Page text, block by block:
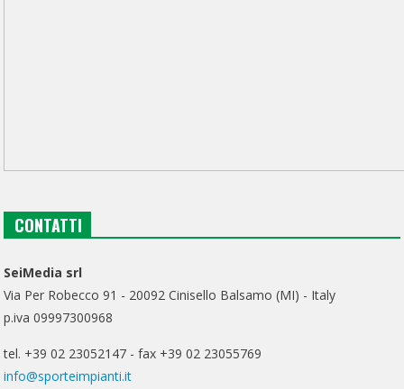
CONTATTI
SeiMedia srl
Via Per Robecco 91 - 20092 Cinisello Balsamo (MI) - Italy
p.iva 09997300968
tel. +39 02 23052147 - fax +39 02 23055769
info@sporteimpianti.it